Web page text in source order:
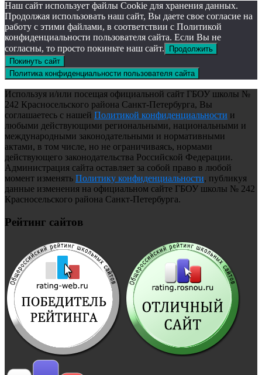
Наш сайт использует файлы Cookie для хранения данных.
Продолжая использовать наш сайт, Вы даете свое согласие на
работу с этими файлами, в соответствии с Политикой
конфиденциальности пользователя сайта. Если Вы не
согласны, то просто покиньте наш сайт.
Продолжить
Покинуть сайт
Политика конфиденциальности пользователя сайта
Используя и/или посещая официальной сайт ГБОУ школы №
242 Красносельского района Санкт-Петербурга, Вы
соглашаетесь с нашей Политикой конфиденциальности и
любыми действующими региональными, национальными и
международными законодательными и нормативными
актами, в том числе, но не ограничиваясь, нормами
действующего законодательства Российской Федерации.
Администрация сайта оставляет за собой право в любой
момент изменять Политику конфиденциальности, публикуя
данные изменения на официальном сайте ГБОУ школы № 242
Красносельского района Санкт-Петербурга.
Рейтинг сайтов